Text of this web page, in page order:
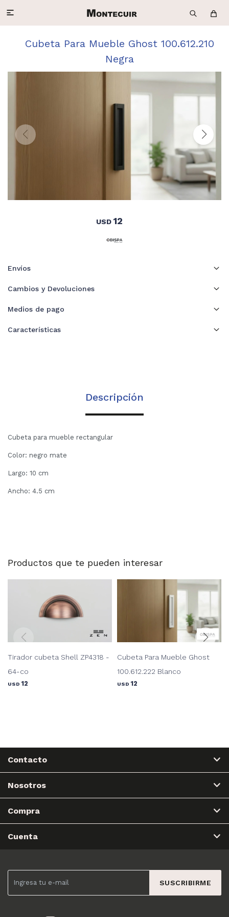

Cubeta Para Mueble Ghost 100.612.210
Negra
USD 12
Envíos
Cambios y Devoluciones
Medios de pago
Características
Descripción
Cubeta para mueble rectangular
Color: negro mate
Largo: 10 cm
Ancho: 4.5 cm
Productos que te pueden interesar
Tirador cubeta Shell ZP4318 -
64-co
USD 12
Cubeta Para Mueble Ghost
100.612.222 Blanco
USD 12
SUSCRIBIRME
Contacto
Nosotros
Compra
Cuenta